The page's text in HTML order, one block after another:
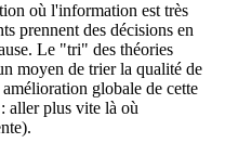
où l'information est très
prennent des décisions en
Le "tri" des théories
moyen de trier la qualité de
globale de cette
aller plus vite là où